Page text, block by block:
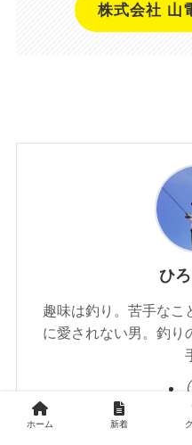
株式会社 山
ひ
趣味は釣り。苦手なこ
に愛されない男。釣り
ホーム 新着